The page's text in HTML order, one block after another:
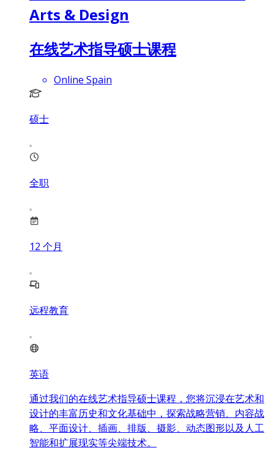
Arts & Design
在线艺术指导硕士课程
Online Spain
硕士
全职
12 个月
远程教育
英语
通过我们的在线艺术指导硕士课程，您将沉浸在艺术和
设计的丰富历史和文化基础中，探索战略营销、内容战
略、平面设计、插画、排版、摄影、动态图形以及人工
智能和扩展现实等尖端技术。